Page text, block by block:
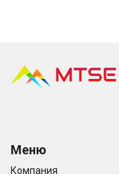
Меню
Компания